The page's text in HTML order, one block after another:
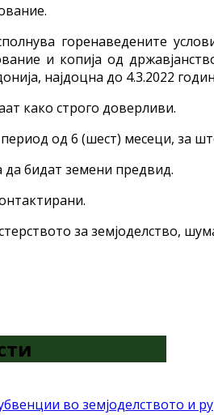
горенаведените
и копија од
најдоцна до 4.3.2022
како строго доверливи.
од 6 (шест) месеци, за
бидат земени предвид.
за земјоделство,